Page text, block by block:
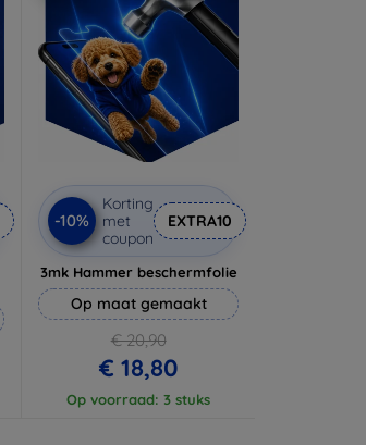
-10%
Korting
met
coupon
EXTRA10
3mk Hammer beschermfolie
Op maat gemaakt
€ 20,90
€ 18,80
Op voorraad: 3 stuks